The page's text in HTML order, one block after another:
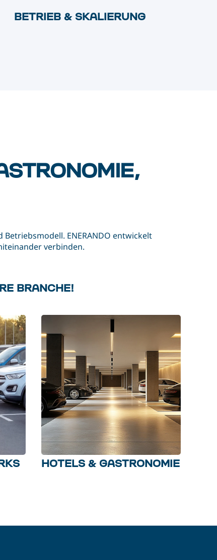
BETRIEB & SKALIERUNG
ENERANDO entwickelt
verbinden.
BRANCHE!
HOTELS & GASTRONOMIE